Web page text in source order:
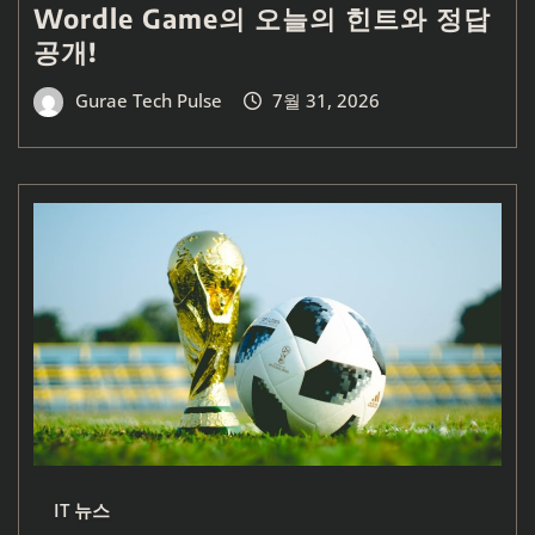
Wordle Game의 오늘의 힌트와 정답
공개!
Gurae Tech Pulse 7월 31, 2026
IT 뉴스